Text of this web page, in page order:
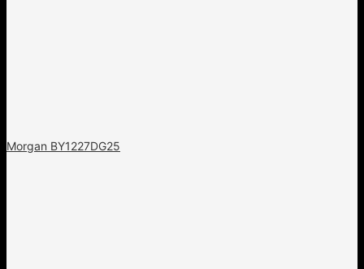
Morgan BY1227DG25